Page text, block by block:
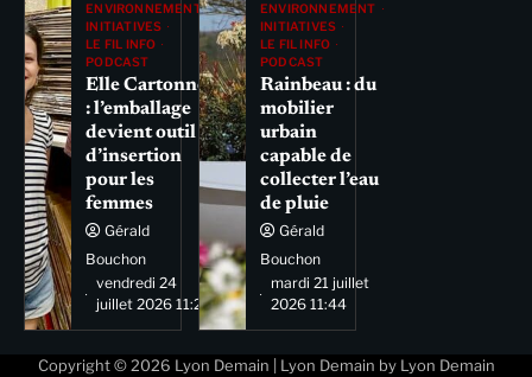
ENVIRONNEMENT
INITIATIVES
LE FIL INFO
PODCAST
Elle Cartonne
: l’emballage
devient outil
d’insertion
pour les
femmes
Gérald
Bouchon
vendredi 24
juillet 2026 11:29
ENVIRONNEMENT
INITIATIVES
LE FIL INFO
PODCAST
Rainbeau : du
mobilier
urbain
capable de
collecter l’eau
de pluie
Gérald
Bouchon
mardi 21 juillet
2026 11:44
Copyright © 2026 Lyon Demain | Lyon Demain by Lyon Demain